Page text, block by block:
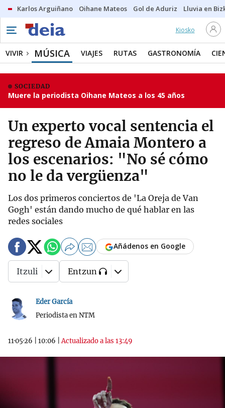
Karlos Arguiñano Oihane Mateos Gol de Aduriz Lluvia en
Kiosko
VIVIR MÚSICA VIAJES RUTAS GASTRONOMÍA
SOCIEDAD
Muere la periodista Oihane Mateos a los 45 años
Un experto vocal sentencia el
regreso de Amaia Montero a
los escenarios: "No sé cómo
no le da vergüenza"
Los dos primeros conciertos de 'La Oreja de Van
Gogh' están dando mucho de qué hablar en las
redes sociales
Eder García
Periodista en NTM
11·05·26 10:06 |Actualizado a las 13:49
Añádenos en Google
Itzuli Entzun